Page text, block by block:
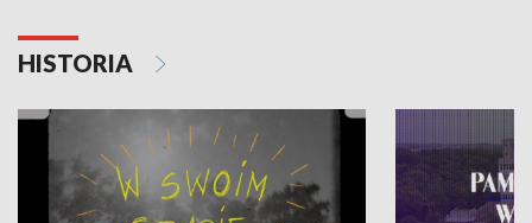
HISTORIA